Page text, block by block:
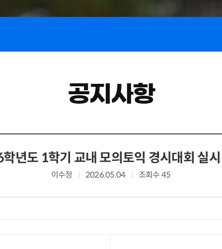
공지사항
년도 1학기 교내 모의토익 경시대회 실
이수정 2026.05.04 조회수 45